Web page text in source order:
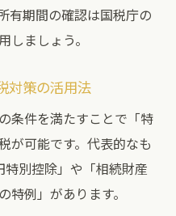
有期間の確認は国税庁の
しましょう。
対策の活用法
条件を満たすことで「特
が可能です。代表的なも
別控除」や「相続財産
特例」があります。